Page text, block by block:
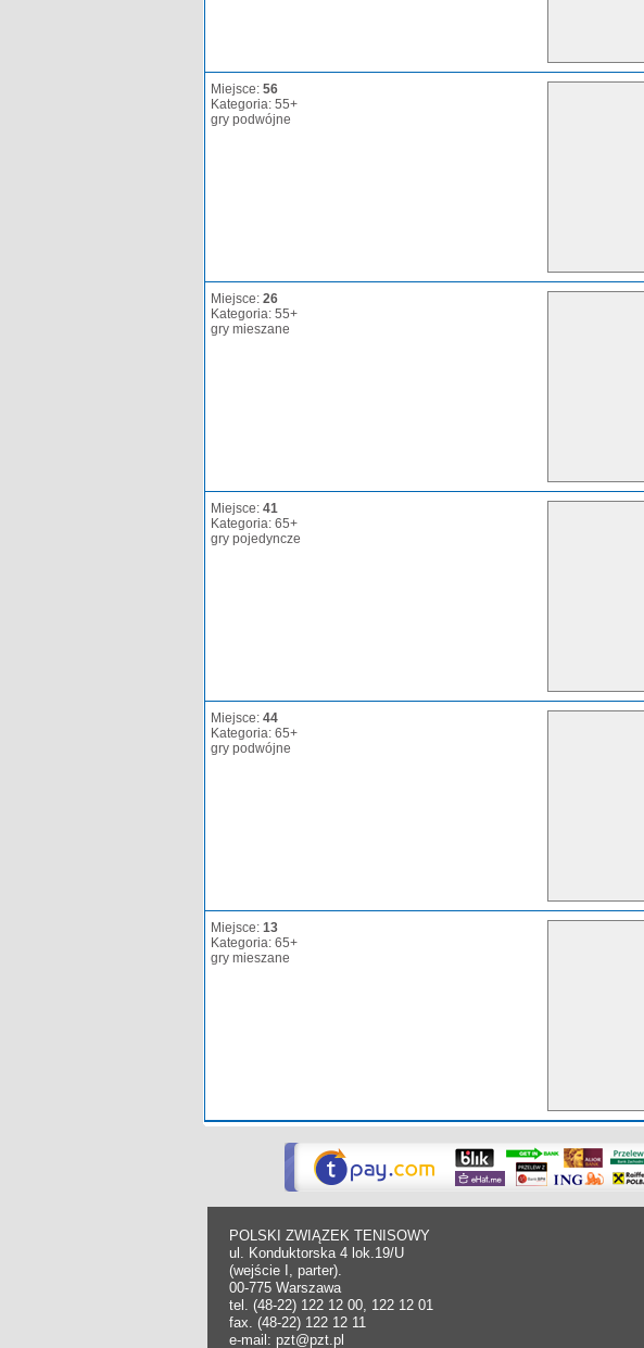
Miejsce: 56
Kategoria: 55+
gry podwójne
Miejsce: 26
Kategoria: 55+
gry mieszane
Miejsce: 41
Kategoria: 65+
gry pojedyncze
Miejsce: 44
Kategoria: 65+
gry podwójne
Miejsce: 13
Kategoria: 65+
gry mieszane
POLSKI ZWIĄZEK TENISOWY
ul. Konduktorska 4 lok.19/U
(wejście I, parter).
00-775 Warszawa
tel. (48-22) 122 12 00, 122 12 01
fax. (48-22) 122 12 11
e-mail: pzt@pzt.pl